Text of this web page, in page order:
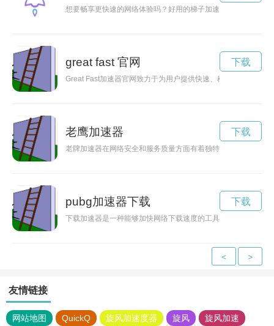
想要畅享更快速的网络体验吗？好用的梯子加速器免费手机为
great fast 官网
Great Fast加速器官网致力于为用户提供快速、稳定的网络加速
下载
老鹰加速器
老牌加速器在网络安全和服务质量方面有着独特优势，为用户
下载
pubg加速器下载
下载加速器是一种能够加快网络下载速度的工具，通过优化网
下载
< >
友情链接
网站地图 QuickQ 旋风加速度器 旋风 旋风加速